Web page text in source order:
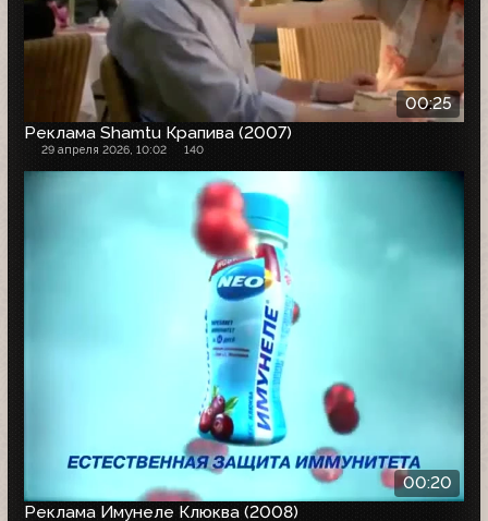
00:25
Реклама Shamtu Крапива (2007)
29 апреля 2026, 10:02 140
00:20
Реклама Имунеле Клюква (2008)